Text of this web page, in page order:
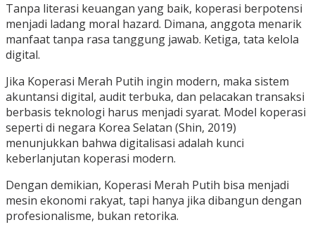
Tanpa literasi keuangan yang baik, koperasi berpotensi
menjadi ladang moral hazard. Dimana, anggota menarik
manfaat tanpa rasa tanggung jawab. Ketiga, tata kelola
digital.
Jika Koperasi Merah Putih ingin modern, maka sistem
akuntansi digital, audit terbuka, dan pelacakan transaksi
berbasis teknologi harus menjadi syarat. Model koperasi
seperti di negara Korea Selatan (Shin, 2019)
menunjukkan bahwa digitalisasi adalah kunci
keberlanjutan koperasi modern.
Dengan demikian, Koperasi Merah Putih bisa menjadi
mesin ekonomi rakyat, tapi hanya jika dibangun dengan
profesionalisme, bukan retorika.